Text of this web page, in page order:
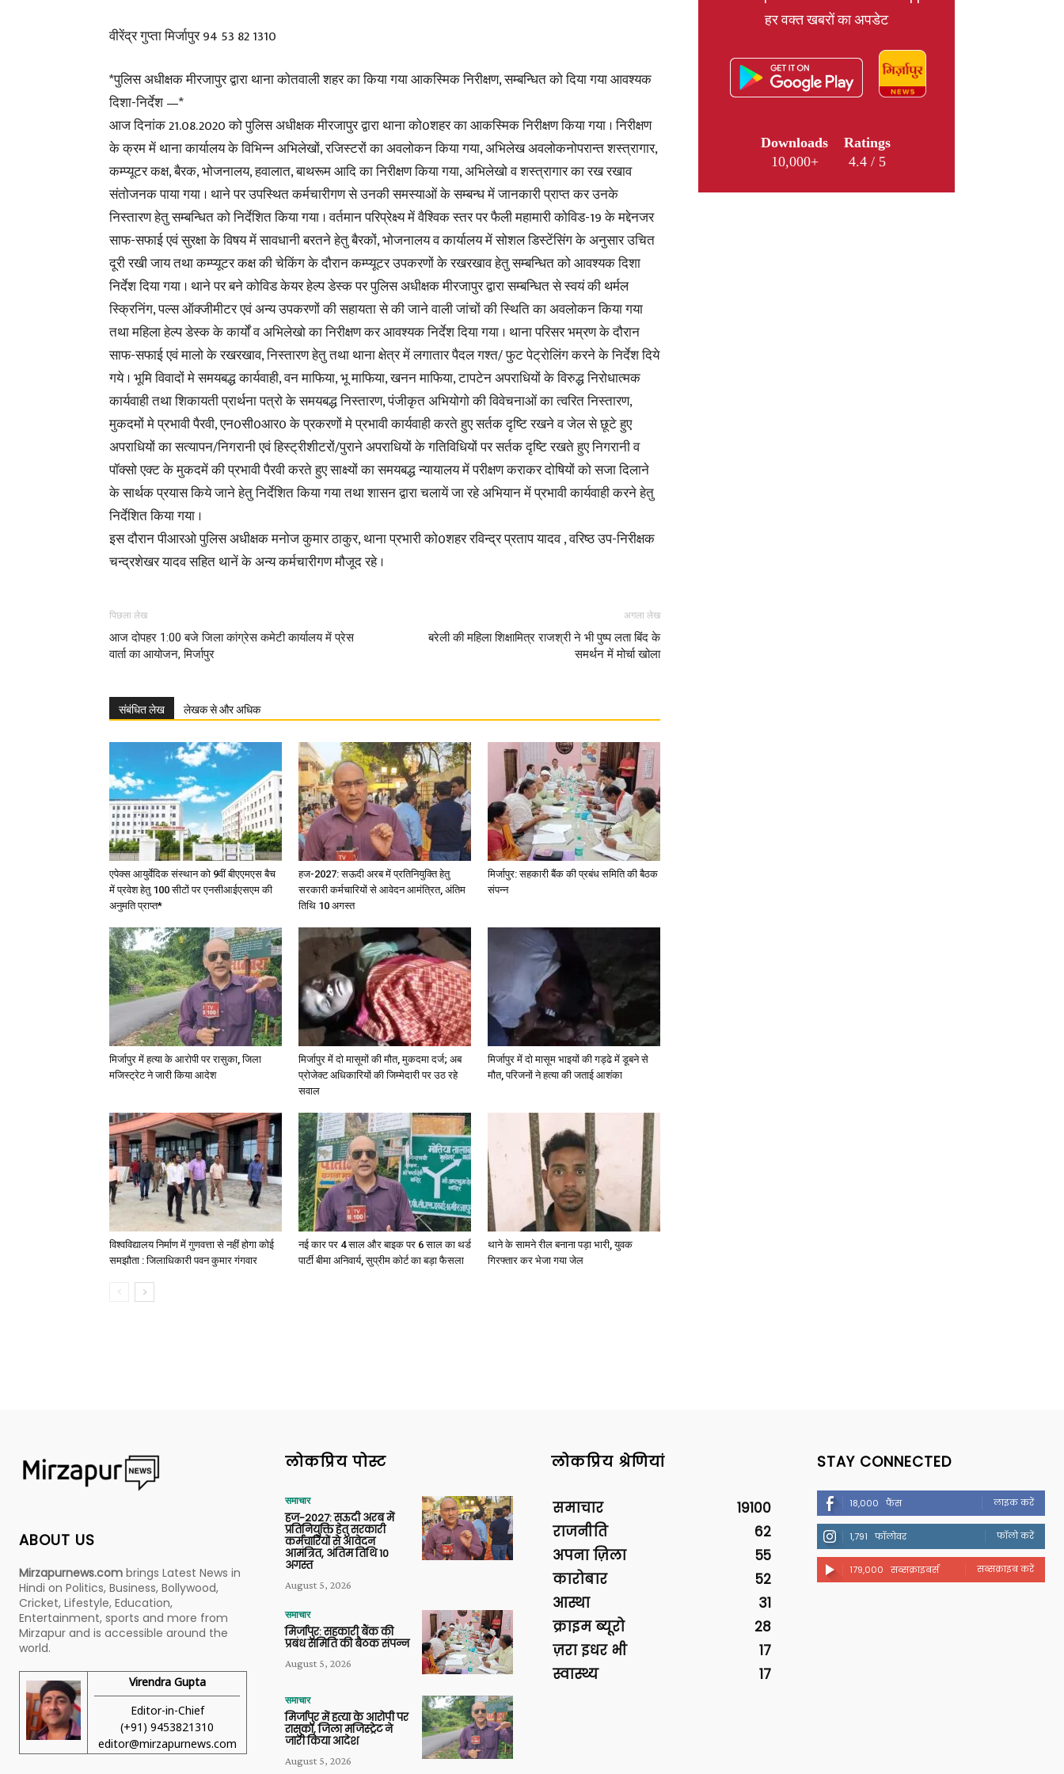
News,
Latest
News
in
Hindi,
News
वीरेंद्र गुप्ता मिर्जापुर 94 53 82 1310
*पुलिस अधीक्षक मीरजापुर द्वारा थाना कोतवाली शहर का किया गया आकस्मिक निरीक्षण, सम्बन्धित को दिया गया आवश्यक
दिशा-निर्देश —*
आज दिनांक 21.08.2020 को पुलिस अधीक्षक मीरजापुर द्वारा थाना को0शहर का आकस्मिक निरीक्षण किया गया । निरीक्षण
के क्रम में थाना कार्यालय के विभिन्न अभिलेखों, रजिस्टरों का अवलोकन किया गया, अभिलेख अवलोकनोपरान्त शस्त्रागार,
कम्प्यूटर कक्ष, बैरक, भोजनालय, हवालात, बाथरूम आदि का निरीक्षण किया गया, अभिलेखो व शस्त्रागार का रख रखाव
संतोजनक पाया गया । थाने पर उपस्थित कर्मचारीगण से उनकी समस्याओं के सम्बन्ध में जानकारी प्राप्त कर उनके
निस्तारण हेतु सम्बन्धित को निर्देशित किया गया । वर्तमान परिप्रेक्ष्य में वैश्विक स्तर पर फैली महामारी कोविड-19 के मद्देनजर
साफ-सफाई एवं सुरक्षा के विषय में सावधानी बरतने हेतु बैरकों, भोजनालय व कार्यालय में सोशल डिस्टेंसिंग के अनुसार उचित
दूरी रखी जाय तथा कम्प्यूटर कक्ष की चेकिंग के दौरान कम्प्यूटर उपकरणों के रखरखाव हेतु सम्बन्धित को आवश्यक दिशा
निर्देश दिया गया । थाने पर बने कोविड केयर हेल्प डेस्क पर पुलिस अधीक्षक मीरजापुर द्वारा सम्बन्धित से स्वयं की थर्मल
स्क्रिनिंग, पल्स ऑक्जीमीटर एवं अन्य उपकरणों की सहायता से की जाने वाली जांचों की स्थिति का अवलोकन किया गया
तथा महिला हेल्प डेस्क के कार्यों व अभिलेखो का निरीक्षण कर आवश्यक निर्देश दिया गया । थाना परिसर भम्रण के दौरान
साफ-सफाई एवं मालो के रखरखाव, निस्तारण हेतु तथा थाना क्षेत्र में लगातार पैदल गश्त/ फुट पेट्रोलिंग करने के निर्देश दिये
गये । भूमि विवादों मे समयबद्ध कार्यवाही, वन माफिया, भू माफिया, खनन माफिया, टापटेन अपराधियों के विरुद्ध निरोधात्मक
कार्यवाही तथा शिकायती प्रार्थना पत्रो के समयबद्ध निस्तारण, पंजीकृत अभियोगो की विवेचनाओं का त्वरित निस्तारण,
मुकदमों मे प्रभावी पैरवी, एन0सी0आर0 के प्रकरणों मे प्रभावी कार्यवाही करते हुए सर्तक दृष्टि रखने व जेल से छूटे हुए
अपराधियों का सत्यापन/निगरानी एवं हिस्ट्रीशीटरों/पुराने अपराधियों के गतिविधियों पर सर्तक दृष्टि रखते हुए निगरानी व
पॉक्सो एक्ट के मुकदमें की प्रभावी पैरवी करते हुए साक्ष्यों का समयबद्ध न्यायालय में परीक्षण कराकर दोषियों को सजा दिलाने
के सार्थक प्रयास किये जाने हेतु निर्देशित किया गया तथा शासन द्वारा चलायें जा रहे अभियान में प्रभावी कार्यवाही करने हेतु
निर्देशित किया गया ।
इस दौरान पीआरओ पुलिस अधीक्षक मनोज कुमार ठाकुर, थाना प्रभारी को0शहर रविन्द्र प्रताप यादव , वरिष्ठ उप-निरीक्षक
चन्द्रशेखर यादव सहित थानें के अन्य कर्मचारीगण मौजूद रहे ।
पिछला लेख
आज दोपहर 1:00 बजे जिला कांग्रेस कमेटी कार्यालय में प्रेस
वार्ता का आयोजन, मिर्जापुर
अगला लेख
बरेली की महिला शिक्षामित्र राजश्री ने भी पुष्प लता बिंद के
समर्थन में मोर्चा खोला
संबंधित लेख लेखक से और अधिक
एपेक्स आयुर्वेदिक संस्थान को 9वीं बीएएमएस बैच
में प्रवेश हेतु 100 सीटों पर एनसीआईएसएम की
अनुमति प्राप्त*
हज-2027: सऊदी अरब में प्रतिनियुक्ति हेतु
सरकारी कर्मचारियों से आवेदन आमंत्रित, अंतिम
तिथि 10 अगस्त
मिर्जापुर: सहकारी बैंक की प्रबंध समिति की बैठक
संपन्न
मिर्जापुर में हत्या के आरोपी पर रासुका, जिला
मजिस्ट्रेट ने जारी किया आदेश
मिर्जापुर में दो मासूमों की मौत, मुकदमा दर्ज; अब
प्रोजेक्ट अधिकारियों की जिम्मेदारी पर उठ रहे
सवाल
मिर्जापुर में दो मासूम भाइयों की गड्ढे में डूबने से
मौत, परिजनों ने हत्या की जताई आशंका
विश्वविद्यालय निर्माण में गुणवत्ता से नहीं होगा कोई
समझौता : जिलाधिकारी पवन कुमार गंगवार
नई कार पर 4 साल और बाइक पर 6 साल का थर्ड
पार्टी बीमा अनिवार्य, सुप्रीम कोर्ट का बड़ा फैसला
थाने के सामने रील बनाना पड़ा भारी, युवक
गिरफ्तार कर भेजा गया जेल
हर वक्त खबरों का अपडेट
Downloads
10,000+
Ratings
4.4 / 5
ABOUT US
Mirzapurnews.com brings Latest News in
Hindi on Politics, Business, Bollywood,
Cricket, Lifestyle, Education,
Entertainment, sports and more from
Mirzapur and is accessible around the
world.
Virendra Gupta
Editor-in-Chief
(+91) 9453821310
editor@mirzapurnews.com
लोकप्रिय पोस्ट
समाचार
हज-2027: सऊदी अरब में
प्रतिनियुक्ति हेतु सरकारी
कर्मचारियों से आवेदन
आमंत्रित, अंतिम तिथि 10
अगस्त
August 5, 2026
समाचार
मिर्जापुर: सहकारी बैंक की
प्रबंध समिति की बैठक संपन्न
August 5, 2026
समाचार
मिर्जापुर में हत्या के आरोपी पर
रासुका, जिला मजिस्ट्रेट ने
जारी किया आदेश
August 5, 2026
लोकप्रिय श्रेणियां
समाचार
19100
राजनीति
62
अपना ज़िला
55
कारोबार
52
आस्था
31
क्राइम ब्यूरो
28
ज़रा इधर भी
17
स्वास्थ्य
17
STAY CONNECTED
18,000 फैंस लाइक करें
1,791 फॉलोवर फॉलो करें
179,000 सब्सक्राइबर्स सब्सक्राइब करें